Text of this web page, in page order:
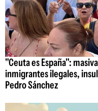
"Ceuta es España":
inmigrantes ilegales,
Pedro Sánchez